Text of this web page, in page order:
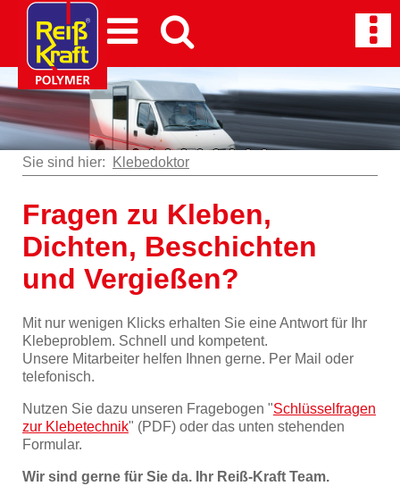
Sie sind hier: Klebedoktor
Fragen zu Kleben,
Dichten, Beschichten
und Vergießen?
Mit nur wenigen Klicks erhalten Sie eine Antwort für Ihr
Klebeproblem. Schnell und kompetent.
Unsere Mitarbeiter helfen Ihnen gerne. Per Mail oder
telefonisch.
Nutzen Sie dazu unseren Fragebogen "Schlüsselfragen
zur Klebetechnik" (PDF) oder das unten stehenden
Formular.
Wir sind gerne für Sie da. Ihr Reiß-Kraft Team.